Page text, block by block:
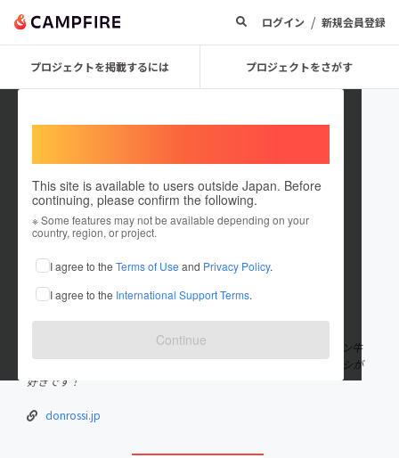
ログイン / 新規会員登録
プロジェクトを掲載するには プロジェクトをさがす
This site is available to users outside Japan. Before
continuing, please confirm the following.
※ Some features may not be available depending on your
country, region, or project.
I agree to the Terms of Use and Privacy Policy.
I agree to the International Support Terms.
Continue
donrossi
これまでに3件のプロジェクトを投稿しています
在住国：日本 現在地：千葉県
出身国：日本 出身地：東京都
松井と申します！ アルゼンチンと日本のハーフです！ アルゼンチン牛
肉の輸入ショップを運営しています！ サッカーオタクです！ メッシが
好きです！
donrossi.jp